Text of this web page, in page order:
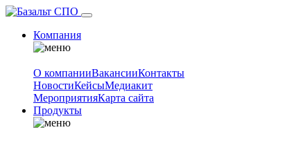
Компания
О компанииВакансииКонтакты
НовостиКейсыМедиакит
МероприятияКарта сайта
Продукты